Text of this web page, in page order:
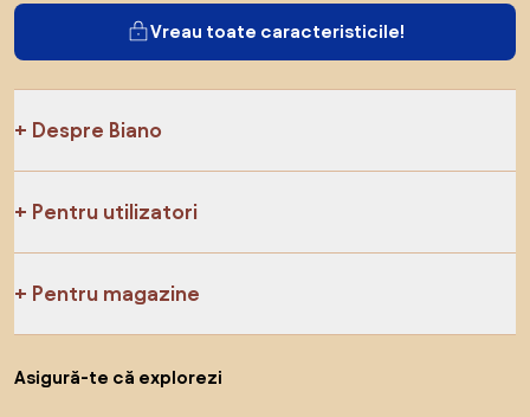
Vreau toate caracteristicile!
Despre Biano
Pentru utilizatori
Pentru magazine
Asigură-te că explorezi